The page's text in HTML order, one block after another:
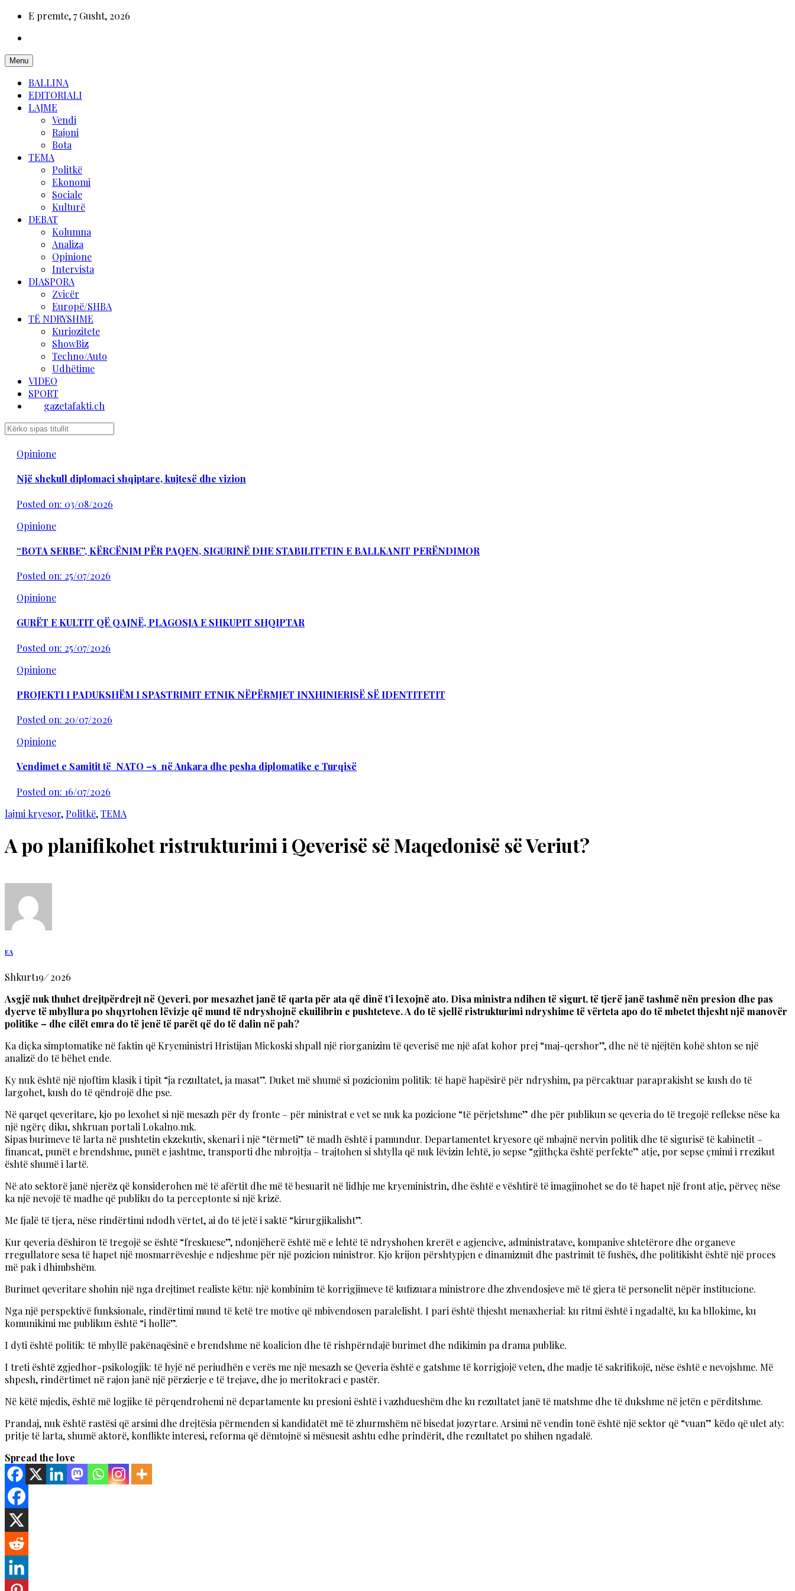
E premte, 7 Gusht, 2026
Menu
BALLINA
EDITORIALI
LAJME
Vendi
Rajoni
Bota
TEMA
Politkë
Ekonomi
Sociale
Kulturë
DEBAT
Kolumna
Analiza
Opinione
Intervista
DIASPORA
Zvicër
Europë/SHBA
TË NDRYSHME
Kuriozitete
ShowBiz
Techno/Auto
Udhëtime
VIDEO
SPORT
gazetafakti.ch
Opinione
Një shekull diplomaci shqiptare, kujtesë dhe vizion
Posted on: 03/08/2026
Opinione
“BOTA SERBE”, KËRCËNIM PËR PAQEN, SIGURINË DHE STABILITETIN E BALLKANIT PERËNDIMOR
Posted on: 25/07/2026
Opinione
GURËT E KULTIT QË QAJNË, PLAGOSJA E SHKUPIT SHQIPTAR
Posted on: 25/07/2026
Opinione
PROJEKTI I PADUKSHËM I SPASTRIMIT ETNIK NËPËRMJET INXHINIERISË SË IDENTITETIT
Posted on: 20/07/2026
Opinione
Vendimet e Samitit të NATO –s në Ankara dhe pesha diplomatike e Turqisë
Posted on: 16/07/2026
lajmi kryesor, Politkë,TEMA
А po planifikohet ristrukturimi i Qeverisë së Maqedonisë së Veriut?
EA
Shkurt19/2026
Asgjë nuk thuhet drejtpërdrejt në Qeveri, por mesazhet janë të qarta për ata që dinë t’i lexojnë ato. Disa ministra ndihen të sigurt, të tjerë janë tashmë nën presion dhe pas
dyerve të mbyllura po shqyrtohen lëvizje që mund të ndryshojnë ekuilibrin e pushteteve. A do të sjellë ristrukturimi ndryshime të vërteta apo do të mbetet thjesht një manovër
politike – dhe cilët emra do të jenë të parët që do të dalin në pah?
Ka diçka simptomatike në faktin që Kryeministri Hristijan Mickoski shpall një riorganizim të qeverisë me një afat kohor prej “maj-qershor”, dhe në të njëjtën kohë shton se një
analizë do të bëhet ende.
Ky nuk është një njoftim klasik i tipit “ja rezultatet, ja masat”. Duket më shumë si pozicionim politik: të hapë hapësirë ​​për ndryshim, pa përcaktuar paraprakisht se kush do të
largohet, kush do të qëndrojë dhe pse.
Në qarqet qeveritare, kjo po lexohet si një mesazh për dy fronte – për ministrat e vet se nuk ka pozicione “të përjetshme” dhe për publikun se qeveria do të tregojë reflekse nëse ka
një ngërç diku, shkruan portali Lokalno.mk.
Sipas burimeve të larta në pushtetin ekzekutiv, skenari i një “tërmeti” të madh është i pamundur. Departamentet kryesore që mbajnë nervin politik dhe të sigurisë të kabinetit –
financat, punët e brendshme, punët e jashtme, transporti dhe mbrojtja – trajtohen si shtylla që nuk lëvizin lehtë, jo sepse “gjithçka është perfekte” atje, por sepse çmimi i rrezikut
është shumë i lartë.
Në ato sektorë janë njerëz që konsiderohen më të afërtit dhe më të besuarit në lidhje me kryeministrin, dhe është e vështirë të imagjinohet se do të hapet një front atje, përveç nëse
ka një nevojë të madhe që publiku do ta perceptonte si një krizë.
Me fjalë të tjera, nëse rindërtimi ndodh vërtet, ai do të jetë i saktë “kirurgjikalisht”.
Kur qeveria dëshiron të tregojë se është “freskuese”, ndonjëherë është më e lehtë të ndryshohen krerët e agjencive, administratave, kompanive shtetërore dhe organeve
rregullatore sesa të hapet një mosmarrëveshje e ndjeshme për një pozicion ministror. Kjo krijon përshtypjen e dinamizmit dhe pastrimit të fushës, dhe politikisht është një proces
më pak i dhimbshëm.
Burimet qeveritare shohin një nga drejtimet realiste këtu: një kombinim të korrigjimeve të kufizuara ministrore dhe zhvendosjeve më të gjera të personelit nëpër institucione.
Nga një perspektivë funksionale, rindërtimi mund të ketë tre motive që mbivendosen paralelisht. I pari është thjesht menaxherial: ku ritmi është i ngadaltë, ku ka bllokime, ku
komunikimi me publikun është “i hollë”.
I dyti është politik: të mbyllë pakënaqësinë e brendshme në koalicion dhe të rishpërndajë burimet dhe ndikimin pa drama publike.
I treti është zgjedhor-psikologjik: të hyjë në periudhën e verës me një mesazh se Qeveria është e gatshme të korrigjojë veten, dhe madje të sakrifikojë, nëse është e nevojshme. Më
shpesh, rindërtimet në rajon janë një përzierje e të trejave, dhe jo meritokraci e pastër.
Në këtë mjedis, është më logjike të përqendrohemi në departamente ku presioni është i vazhdueshëm dhe ku rezultatet janë të matshme dhe të dukshme në jetën e përditshme.
Prandaj, nuk është rastësi që arsimi dhe drejtësia përmenden si kandidatët më të zhurmshëm në bisedat jozyrtare. Arsimi në vendin tonë është një sektor që “vuan” këdo që ulet aty:
pritje të larta, shumë aktorë, konflikte interesi, reforma që dëmtojnë si mësuesit ashtu edhe prindërit, dhe rezultatet po shihen ngadalë.
Spread the love